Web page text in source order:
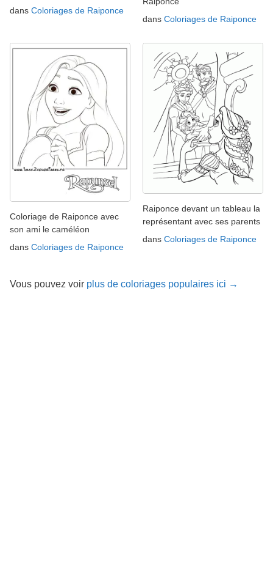
dans Coloriages de Raiponce
dans Coloriages de Raiponce
Coloriage de Raiponce avec
son ami le caméléon
dans Coloriages de Raiponce
Raiponce devant un tableau la
représentant avec ses parents
dans Coloriages de Raiponce
Vous pouvez voir plus de coloriages populaires ici →